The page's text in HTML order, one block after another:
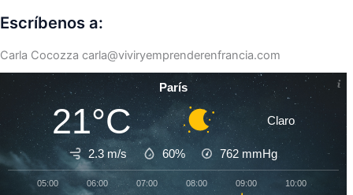
Escríbenos a:
Carla Cocozza carla@viviryemprenderenfrancia.com
París
21°C Claro
2.3 m/s 60% 762 mmHg
05:00 06:00 07:00 08:00 09:00 10:00